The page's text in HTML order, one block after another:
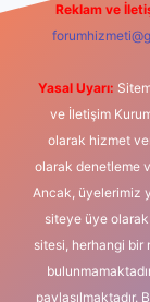
Reklam ve
Yasal Uyarı:
ve İletişim
olarak hizmet
olarak denetleme
Ancak, üyelerimiz
siteye üye olarak
sitesi, herhangi bir
paylaşılmaktadır.